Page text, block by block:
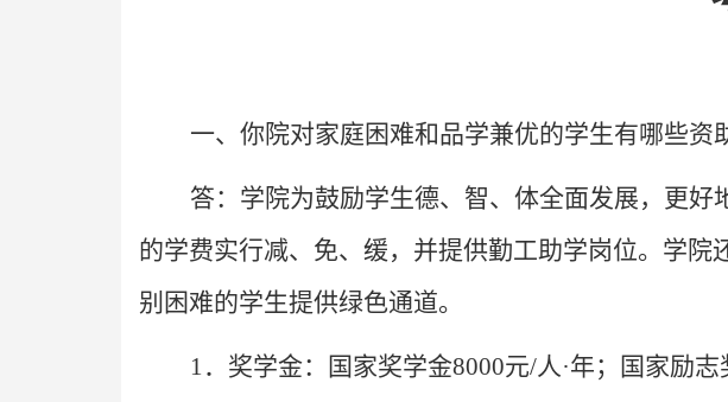
一、你院对家庭困难和品学兼优的学生有哪些资
答：学院为鼓励学生德、智、体全面发展，更
的学费实行减、免、缓，并提供勤工助学岗位。学
别困难的学生提供绿色通道。
1． 奖学金：国家奖学金8000元/人·年；国家励